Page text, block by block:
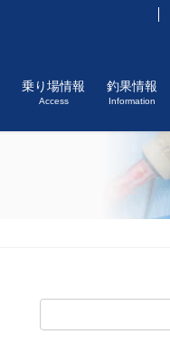
乗り場情報
Access
釣果情報
Information